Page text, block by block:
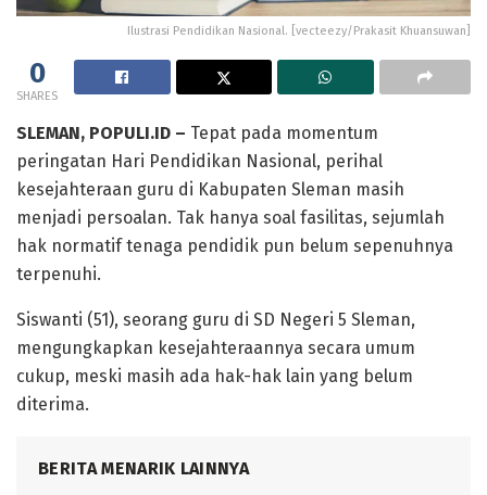
Ilustrasi Pendidikan Nasional. [vecteezy/Prakasit Khuansuwan]
0
SHARES
SLEMAN, POPULI.ID – Tepat pada momentum
peringatan Hari Pendidikan Nasional, perihal
kesejahteraan guru di Kabupaten Sleman masih
menjadi persoalan. Tak hanya soal fasilitas, sejumlah
hak normatif tenaga pendidik pun belum sepenuhnya
terpenuhi.
Siswanti (51), seorang guru di SD Negeri 5 Sleman,
mengungkapkan kesejahteraannya secara umum
cukup, meski masih ada hak-hak lain yang belum
diterima.
BERITA MENARIK LAINNYA